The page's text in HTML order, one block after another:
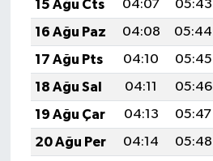
15 Ağu Cts
04:07 05:43
16 Ağu Paz
04:08 05:44
17 Ağu Pts
04:10 05:45
18 Ağu Sal
04:11 05:46
19 Ağu Çar
04:13 05:47
20 Ağu Per
04:14 05:48